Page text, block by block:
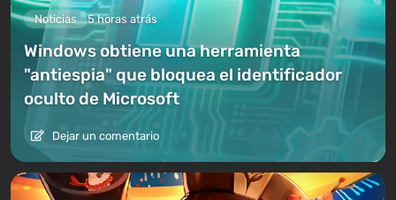
Noticias 5 horas atrás
Windows obtiene una herramienta
"antiespia" que bloquea el identificador
oculto de Microsoft
Dejar un comentario